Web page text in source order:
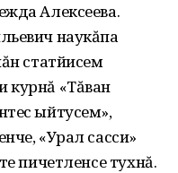
Алексеева.
наукăпа
статйисем
курнă «Тăван
ыйтусем»,
«Урал сасси»
пичетленсе тухнă.